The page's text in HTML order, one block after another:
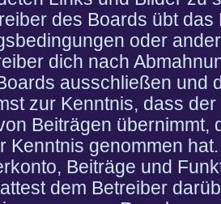
des Boards übt
oder
dich nach
ausschließen und
zur Kenntnis, dass
Beiträgen übernimmt,
Kenntnis genommen
Beiträge und
dem Betreiber